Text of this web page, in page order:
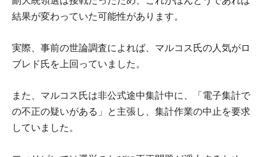
結果が変わっていた可能性があります。
実際、事前の世論調査によれば、マルコス氏の人気がロ
ブレド氏を上回っていました。
また、マルコス氏は非公式途中集計中に、「電子集計で
の不正の疑いがある」と主張し、集計作業の中止を要求
していました。